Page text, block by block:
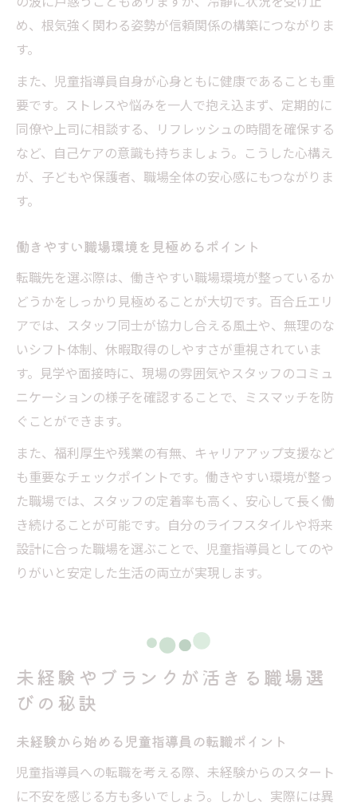
め、根気強く関わる姿勢が信頼関係の構築につながりま
す。
また、児童指導員自身が心身ともに健康であることも重
要です。ストレスや悩みを一人で抱え込まず、定期的に
同僚や上司に相談する、リフレッシュの時間を確保する
など、自己ケアの意識も持ちましょう。こうした心構え
が、子どもや保護者、職場全体の安心感にもつながりま
す。
働きやすい職場環境を見極めるポイント
転職先を選ぶ際は、働きやすい職場環境が整っているか
どうかをしっかり見極めることが大切です。百合丘エリ
アでは、スタッフ同士が協力し合える風土や、無理のな
いシフト体制、休暇取得のしやすさが重視されていま
す。見学や面接時に、現場の雰囲気やスタッフのコミュ
ニケーションの様子を確認することで、ミスマッチを防
ぐことができます。
また、福利厚生や残業の有無、キャリアアップ支援など
も重要なチェックポイントです。働きやすい環境が整っ
た職場では、スタッフの定着率も高く、安心して長く働
き続けることが可能です。自分のライフスタイルや将来
設計に合った職場を選ぶことで、児童指導員としてのや
りがいと安定した生活の両立が実現します。
未経験やブランクが活きる職場選
びの秘訣
未経験から始める児童指導員の転職ポイント
児童指導員への転職を考える際、未経験からのスタート
に不安を感じる方も多いでしょう。しかし、実際には異